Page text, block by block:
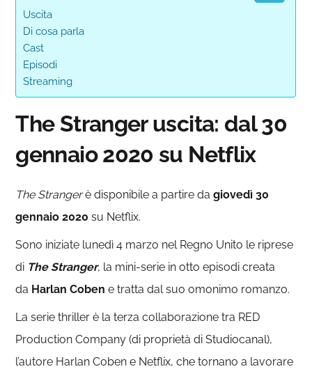
Uscita
Di cosa parla
Cast
Episodi
Streaming
The Stranger uscita: dal 30
gennaio 2020 su Netflix
The Strangerè disponibile a partire dagiovedì 30
gennaio 2020 su Netflix.
Sono iniziate lunedì 4 marzo nel Regno Unito le riprese
di The Stranger, la mini-serie in otto episodi creata
da Harlan Cobene tratta dal suo omonimo romanzo.
La serie thriller è la terza collaborazione tra RED
Production Company (di proprietà di Studiocanal),
l’autore Harlan Coben e Netflix, che tornano a lavorare